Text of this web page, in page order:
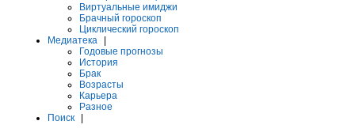
Виртуальные имиджи
Брачный гороскоп
Циклический гороскоп
Медиатека
Годовые прогнозы
История
Брак
Возрасты
Карьера
Разное
Поиск